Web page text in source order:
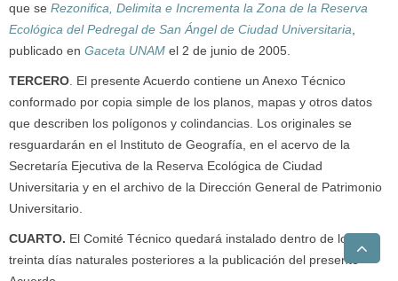
que se Rezonifica, Delimita e Incrementa la Zona de la Reserva
Ecológica del Pedregal de San Ángel de Ciudad Universitaria
publicado en Gaceta UNAM el 2 de junio de 2005.
TERCERO . El presente Acuerdo contiene un Anexo Técnico
conformado por copia simple de los planos, mapas y otros datos
que describen los polígonos y colindancias. Los originales se
resguardarán en el Instituto de Geografía, en el acervo de la
Secretaría Ejecutiva de la Reserva Ecológica de Ciudad
Universitaria y en el archivo de la Dirección General de Patrimonio
Universitario.
CUARTO. El Comité Técnico quedará instalado dentro de los
treinta días naturales posteriores a la publicación del presente